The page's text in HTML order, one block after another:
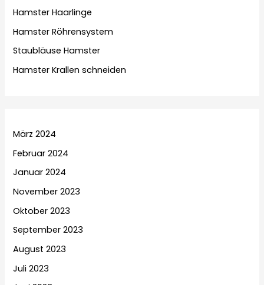
Hamster Haarlinge
Hamster Röhrensystem
Staubläuse Hamster
Hamster Krallen schneiden
März 2024
Februar 2024
Januar 2024
November 2023
Oktober 2023
September 2023
August 2023
Juli 2023